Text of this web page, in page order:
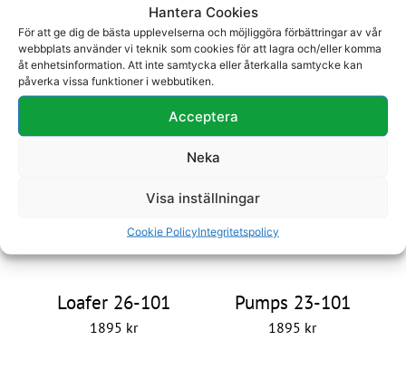
Hantera Cookies
För att ge dig de bästa upplevelserna och möjliggöra förbättringar av vår
webbplats använder vi teknik som cookies för att lagra och/eller komma
åt enhetsinformation. Att inte samtycka eller återkalla samtycke kan
påverka vissa funktioner i webbutiken.
Acceptera
Neka
Visa inställningar
Cookie PolicyIntegritetspolicy
Pumps 26-902
1795kr
Pumps 23-724
1695kr
Pumps 23-101
1895 kr
Loafer 26-101
1895 kr